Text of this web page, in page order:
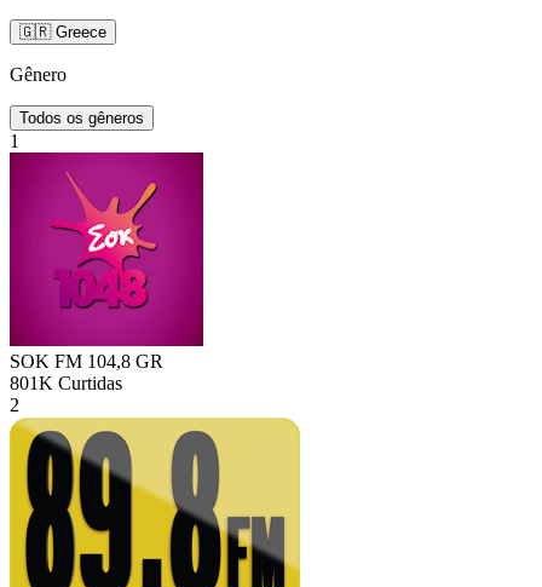
🇬🇷 Greece
Gênero
Todos os gêneros
1
SOK FM 104,8 GR
801K Curtidas
2